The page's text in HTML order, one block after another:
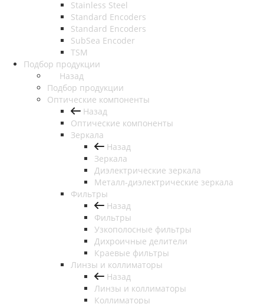
Stainless Steel
Standard Encoders
Standard Encoders
SubSea Encoder
TSM
Подбор продукции
Назад
Подбор продукции
Оптические компоненты
Назад
Оптические компоненты
Зеркала
Назад
Зеркала
Диэлектрические зеркала
Металл-диэлектрические зеркала
Фильтры
Назад
Фильтры
Узкополосные фильтры
Дихроичные делители
Краевые фильтры
Линзы и коллиматоры
Назад
Линзы и коллиматоры
Коллиматоры